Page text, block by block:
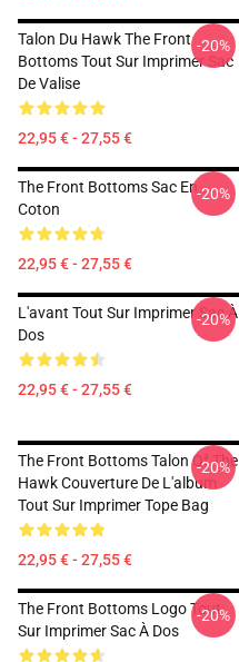
Talon Du Hawk The Front
Bottoms Tout Sur Imprimer Sac
De Valise
22,95 € - 27,55 €
-20%
The Front Bottoms Sac En
Coton
22,95 € - 27,55 €
-20%
L'avant Tout Sur Imprimer Sac À
Dos
22,95 € - 27,55 €
-20%
The Front Bottoms Talon Of The
Hawk Couverture De L'album
Tout Sur Imprimer Tope Bag
22,95 € - 27,55 €
-20%
The Front Bottoms Logo Tout
Sur Imprimer Sac À Dos
-20%